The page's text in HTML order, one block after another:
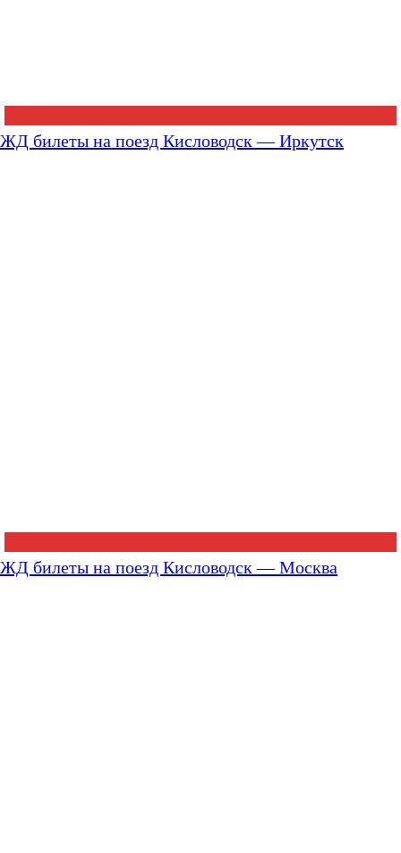
ЖД билеты на поезд Кисловодск — Иркутск
ЖД билеты на поезд Кисловодск — Москва